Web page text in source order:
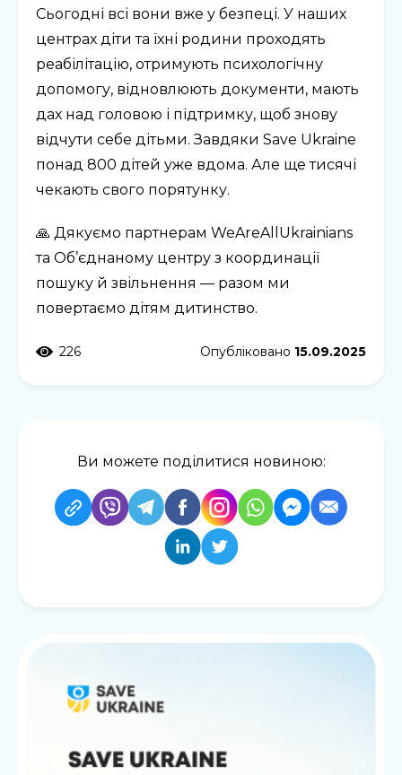
Сьогодні всі вони вже у безпеці. У наших
центрах діти та їхні родини проходять
реабілітацію, отримують психологічну
допомогу, відновлюють документи, мають
дах над головою і підтримку, щоб знову
відчути себе дітьми. Завдяки Save Ukraine
понад 800 дітей уже вдома. Але ще тисячі
чекають свого порятунку.
🙏 Дякуємо партнерам WeAreAllUkrainians
та Об’єднаному центру з координації
пошуку й звільнення — разом ми
повертаємо дітям дитинство.
226 Опубліковано 15.09.2025
Ви можете поділитися новиною: